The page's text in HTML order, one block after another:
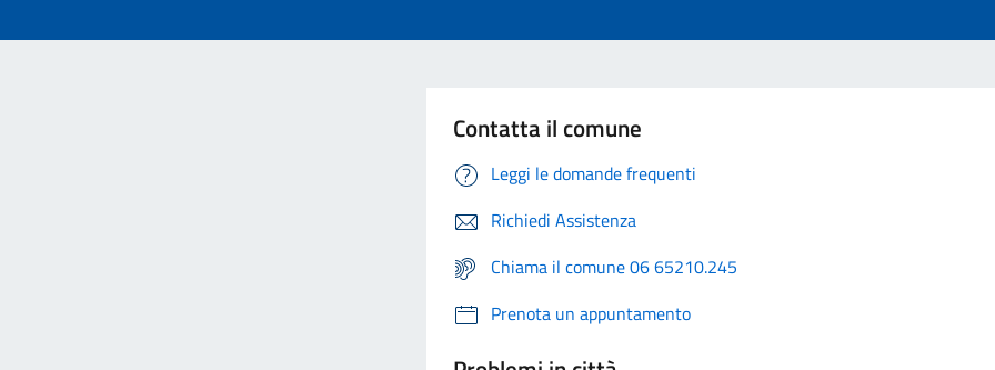
Contatta il comune
Leggi le domande frequenti
Richiedi Assistenza
Chiama il comune 06 65210.245
Prenota un appuntamento